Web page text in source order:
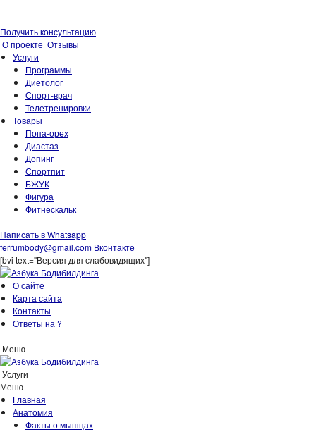
Получить консультацию
О проекте Отзывы
Услуги
Программы
Диетолог
Спорт-врач
Телетренировки
Товары
Попа-орех
Диастаз
Допинг
Спортпит
БЖУК
Фигура
Фитнескальк
Написать в Whatsapp
ferrumbody@gmail.com Вконтакте
[bvi text="Версия для слабовидящих"]
О сайте
Карта сайта
Контакты
Ответы на ?
Меню
Услуги
Меню
Главная
Анатомия
Факты о мышцах